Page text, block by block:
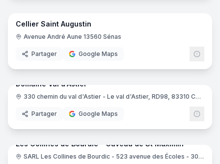
Cellier Saint Augustin
Avenue André Aune 13560 Sénas
Partager Google Maps
Domaine Val d'Astier
330 chemin du val d'Astier - Le val d'Astier, RD98, 83310 Cogolin
Partager Google Maps
10
Les Collines de Bourdic - Caveau de St Maximin
SARL Les Collines de Bourdic - 523 avenue des Écoles - 30190 Bourdic